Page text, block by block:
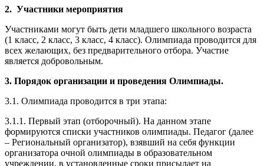
2. Участники мероприятия
Участниками могут быть дети младшего школьного возраста
(1 класс, 2 класс, 3 класс, 4 класс). Олимпиада проводится для
всех желающих, без предварительного отбора. Участие
является добровольным.
3. Порядок организации и проведения Олимпиады.
3.1. Олимпиада проводится в три этапа:
3.1.1. Первый этап (отборочный). На данном этапе
формируются списки участников олимпиады. Педагог (далее
– Региональный организатор), взявший на себя функции
организатора очной олимпиады в образовательном